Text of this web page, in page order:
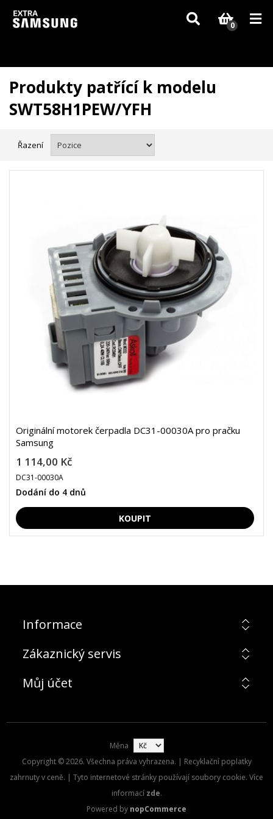
Vzhledem k aktuální situaci se může dodání dílů, které nejsou skladem,
zpozdit. Děkujeme za pochopení.
0
Produkty patřící k modelu
SWT58H1PEW/YFH
Řazení
Originální motorek čerpadla DC31-00030A pro pračku
Samsung
1 114,00 Kč
DC31-00030A
Dodání do 4 dnů
Informace
Zákaznický servis
Můj účet
Měna
Copyright © 2026. Všechna práva vyhrazena. | Recyklační poplatky
zahrnuty v ceně. | Tyto internetové stránky používají soubory cookie. Více
informací zde.
Powered by nopCommerce